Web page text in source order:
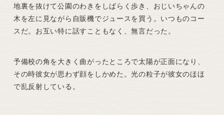
地裏を抜けて公園のわきをしばらく歩き、おじいちゃんの
木を左に見ながら自販機でジュースを買う。いつものコー
スだ。お互い特に話すこともなく、無言だった。
予備校の角を大きく曲がったところで太陽が正面になり、
その時彼女が思わず顔をしかめた。光の粒子が彼女のほほ
で乱反射している。